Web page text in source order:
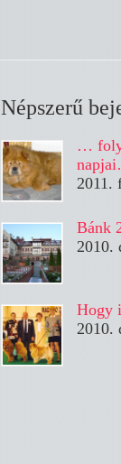
Népszerű
…
2011.
Bánk
2010.
Hogy
2010.